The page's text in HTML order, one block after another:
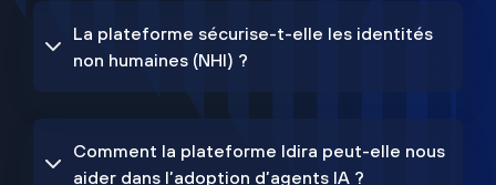
La plateforme sécurise-t-elle les identités
non humaines (NHI) ?
Comment la plateforme Idira peut-elle nous
aider dans l’adoption d’agents IA ?